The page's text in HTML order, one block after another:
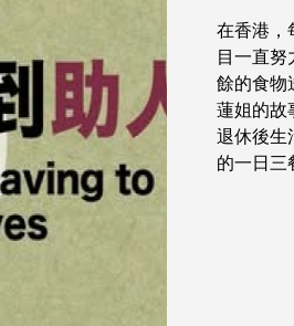
在香港，
目一直
餘的食物
蓮姐的故
退休後生
的一日三